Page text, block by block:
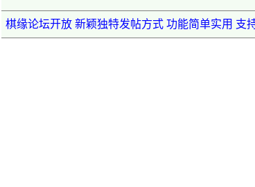
棋缘论坛开放 新颖独特发帖方式 功能简单实用 支